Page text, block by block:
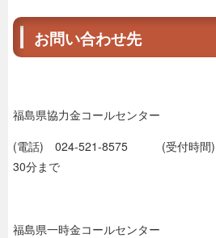
お問い合わせ先
福島県協力金コールセンター
(電話) 024-521-8575 (受付時間)
30分まで
福島県一時金コールセンター